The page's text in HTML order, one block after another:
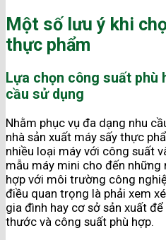
Một số lưu ý khi
thực phẩm
Lựa chọn công suất phù
cầu sử dụng
Nhằm phục vụ đa dạng nhu
nhà sản xuất máy sấy thực
nhiều loại máy với công suất
mẫu máy mini cho đến những
hợp với môi trường công
điều quan trọng là phải xem
gia đình hay cơ sở sản xuất
thước và công suất phù hợp.